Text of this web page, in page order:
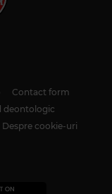
I. MORNING MOOD
Contact form
deontologic
Despre cookie-uri